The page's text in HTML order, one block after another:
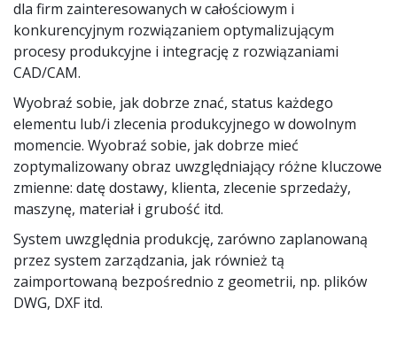
dla firm zainteresowanych w całościowym i
konkurencyjnym rozwiązaniem optymalizującym
procesy produkcyjne i integrację z rozwiązaniami
CAD/CAM.
Wyobraź sobie, jak dobrze znać, status każdego
elementu lub/i zlecenia produkcyjnego w dowolnym
momencie. Wyobraź sobie, jak dobrze mieć
zoptymalizowany obraz uwzględniający różne kluczowe
zmienne: datę dostawy, klienta, zlecenie sprzedaży,
maszynę, materiał i grubość itd.
System uwzględnia produkcję, zarówno zaplanowaną
przez system zarządzania, jak również tą
zaimportowaną bezpośrednio z geometrii, np. plików
DWG, DXF itd.